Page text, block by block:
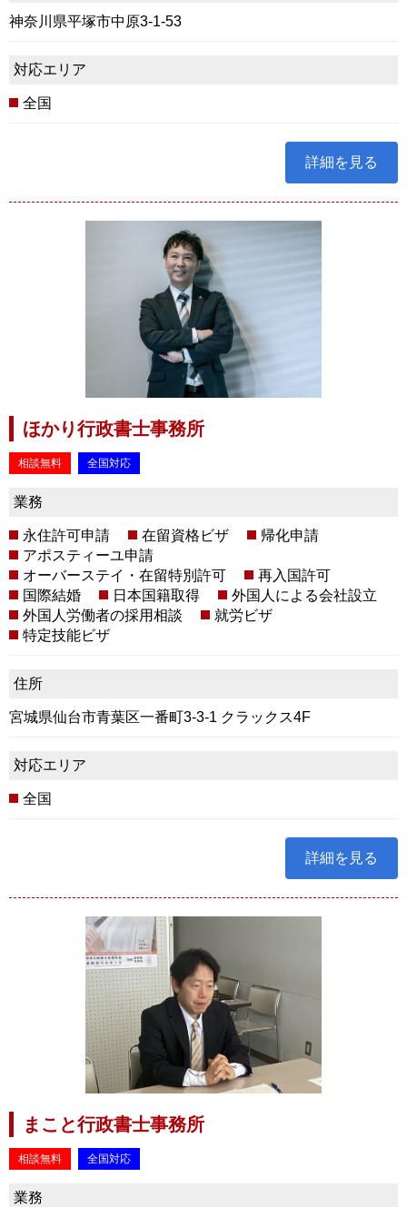
神奈川県平塚市中原3-1-53
対応エリア
全国
詳細を見る
ほかり行政書士事務所
相談無料 全国対応
業務
永住許可申請 在留資格ビザ
帰化申請
アポスティーユ申請
オーバーステイ・在留特別許可
再入国許可
国際結婚
日本国籍取得
外国人による会社設立
外国人労働者の採用相談
就労ビザ
特定技能ビザ
住所
宮城県仙台市青葉区一番町3-3-1 クラックス4F
対応エリア
全国
詳細を見る
まこと行政書士事務所
相談無料 全国対応
業務